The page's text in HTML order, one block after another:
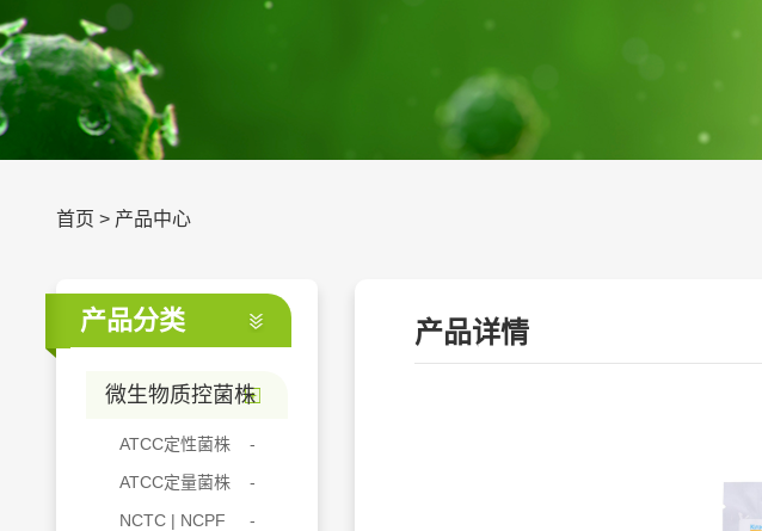
首页 > 产品中心
产品分类
微生物质控菌株
ATCC定性菌株
ATCC定量菌株
NCTC | NCPF
产品详情